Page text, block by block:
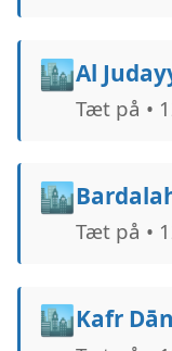
🏙️Al
Tæt på •
🏙️
Tæt på •
🏙️Kafr Dān